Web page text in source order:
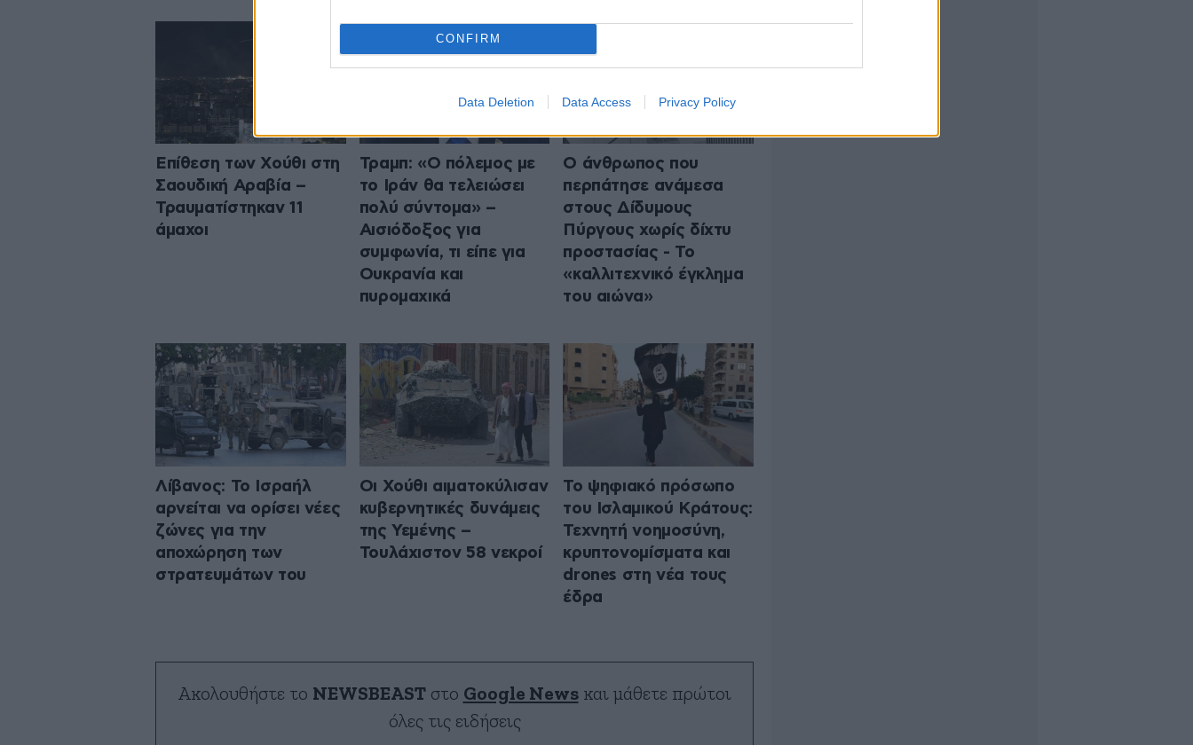
CONFIRM
Data Deletion Data Access Privacy Policy
Επίθεση των Χούθι στη
Σαουδική Αραβία –
Τραυματίστηκαν 11
άμαχοι
Τραμπ: «Ο πόλεμος με
το Ιράν θα τελειώσει
πολύ σύντομα» –
Αισιόδοξος για
συμφωνία, τι είπε για
Ουκρανία και
πυρομαχικά
Ο άνθρωπος που
περπάτησε ανάμεσα
στους Δίδυμους
Πύργους χωρίς δίχτυ
προστασίας - Το
«καλλιτεχνικό έγκλημα
του αιώνα»
Λίβανος: Το Ισραήλ
αρνείται να ορίσει νέες
ζώνες για την
αποχώρηση των
στρατευμάτων του
Οι Χούθι αιματοκύλισαν
κυβερνητικές δυνάμεις
της Υεμένης –
Τουλάχιστον 58 νεκροί
Το ψηφιακό πρόσωπο
του Ισλαμικού Κράτους:
Τεχνητή νοημοσύνη,
κρυπτονομίσματα και
drones στη νέα τους
έδρα
Ακολουθήστε το NEWSBEASTστο Google Newsκαι μάθετε πρώτοι
όλες τις ειδήσεις